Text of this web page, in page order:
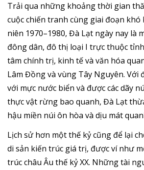
Trải qua những khoảng thời gian
cuộc chiến tranh cùng giai đoạn
niên 1970–1980, Đà Lạt ngày nay là
đông dân, đô thị loại I trực thuộc
tâm chính trị, kinh tế và văn hóa
Lâm Đồng và vùng Tây Nguyên. Với
với mực nước biển và được các dãy
thực vật rừng bao quanh, Đà Lạt
hậu miền núi ôn hòa và dịu mát
Lịch sử hơn một thế kỷ cũng để lại
di sản kiến trúc giá trị, được ví như
trúc châu Âu thế kỷ XX. Những tài